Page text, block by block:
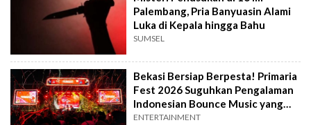
Palembang, Pria Banyuasin Alami
Luka di Kepala hingga Bahu
SUMSEL
Bekasi Bersiap Berpesta! Primaria
Fest 2026 Suguhkan Pengalaman
Indonesian Bounce Music yang
Berbeda
ENTERTAINMENT